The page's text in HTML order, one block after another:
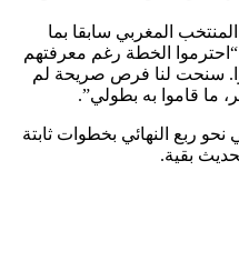
المغربي سابقا بما
الخطة رغم معرفتهم
سنحت لنا فرص صريحة لم
ما قاموا به بطولي”.
نحو ربع النهائي بخطوات ثابتة
بقية.